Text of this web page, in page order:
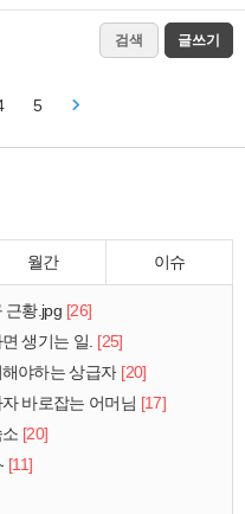
검색 글쓰기
5
월간 이슈
근황.jpg [26]
생기는 일. [25]
야하는 상급자 [20]
바로잡는 어머님 [17]
[20]
[11]